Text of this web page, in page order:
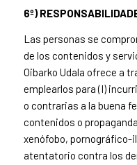
6º)
Las personas se
de los contenidos y
Oibarko Udala ofrece a
emplearlos para (I)
o contrarias a la buena
contenidos o
xenófobo, pornográfico-
atentatorio contra los